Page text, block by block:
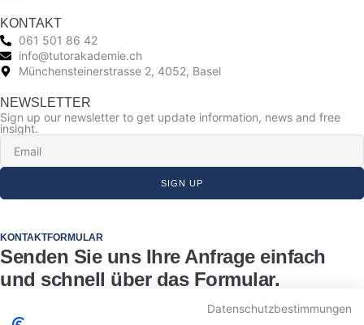
KONTAKT
061 501 86 42
info@tutorakademie.ch
Münchensteinerstrasse 2, 4052, Basel
NEWSLETTER
Sign up our newsletter to get update information, news and free
insight.
SIGN UP
KONTAKTFORMULAR
Senden Sie uns Ihre Anfrage einfach
und schnell über das Formular.
Datenschutzbestimmungen